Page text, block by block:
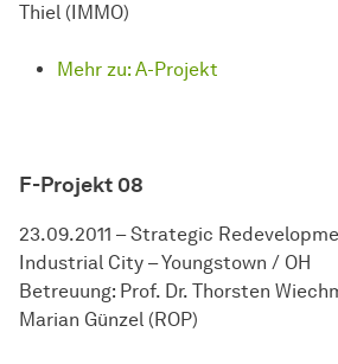
Thiel (IMMO)
Mehr zu: A-Projekt
F-Projekt 08
23.09.2011 – Strategic
Industrial City – Youngstown / OH
Betreuung: Prof. Dr. Thorsten
Marian Günzel (ROP)